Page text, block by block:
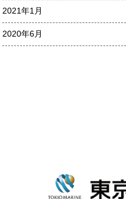
2021年1月
2020年6月